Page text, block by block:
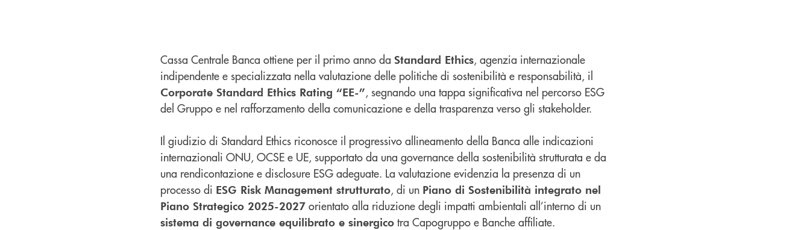
Cassa Centrale Banca ottiene per il primo anno da Standard Ethics, agenzia internazionale
indipendente e specializzata nella valutazione delle politiche di sostenibilità e responsabilità, il
Corporate Standard Ethics Rating “EE-”, segnando una tappa significativa nel percorso ESG
del Gruppo e nel rafforzamento della comunicazione e della trasparenza verso gli stakeholder.
Il giudizio di Standard Ethics riconosce il progressivo allineamento della Banca alle indicazioni
internazionali ONU, OCSE e UE, supportato da una governance della sostenibilità strutturata e da
una rendicontazione e disclosure ESG adeguate. La valutazione evidenzia la presenza di un
processo di ESG Risk Management strutturato, di un Piano di Sostenibilità integrato nel
Piano Strategico 2025-2027 orientato alla riduzione degli impatti ambientali all’interno di un
sistema di governance equilibrato e sinergico tra Capogruppo e Banche affiliate.